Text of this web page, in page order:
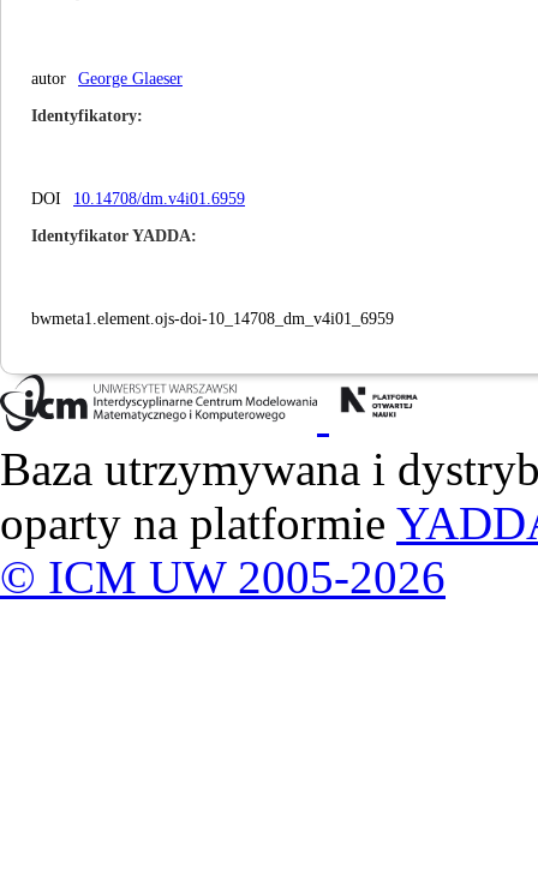
autor George Glaeser
Identyfikatory
DOI 10.14708/dm.v4i01.6959
Identyfikator YADDA
bwmeta1.element.ojs-doi-10_14708_dm_v4i01_6959
Baza utrzymywana i
oparty na platformie
© ICM UW 2005-2026